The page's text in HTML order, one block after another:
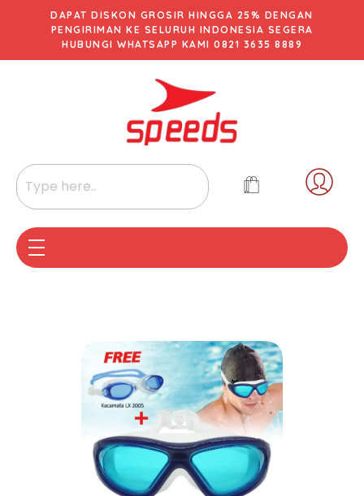
DAPAT DISKON GROSIR HINGGA 25% DENGAN
PENGIRIMAN KE SELURUH INDONESIA SEGERA
HUBUNGI WHATSAPP KAMI 0821 3635 8889